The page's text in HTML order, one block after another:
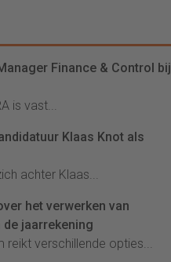
Finance & Control bij
is vast...
Klaas Knot als
achter Klaas...
het verwerken van
jaarrekening
reikt verschillende opties...